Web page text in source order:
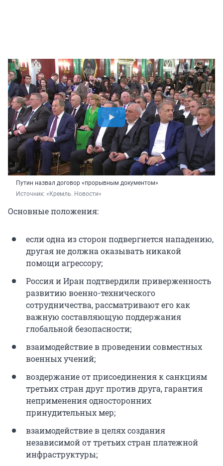
Путин назвал договор «прорывным документом»
Источник: «Кремль. Новости»
Основные положения:
если одна из сторон подвергнется нападению,
другая не должна оказывать никакой
помощи агрессору;
Россия и Иран подтвердили приверженность
развитию военно-технического
сотрудничества, рассматривают его как
важную составляющую поддержания
глобальной безопасности;
взаимодействие в проведении совместных
военных учений;
воздержание от присоединения к санкциям
третьих стран друг против друга, гарантия
неприменения односторонних
принудительных мер;
взаимодействие в целях создания
независимой от третьих стран платежной
инфраструктуры;